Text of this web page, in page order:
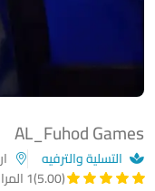
AL_Fuhod Games
التسلية والترفيه
(5.00)
1 المراجعات